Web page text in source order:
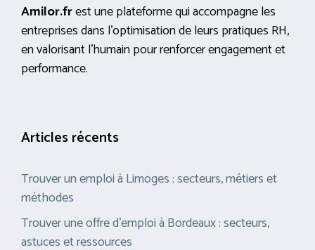
Amilor.frest une plateforme qui accompagne les
entreprises dans l’optimisation de leurs pratiques RH,
en valorisant l’humain pour renforcer engagement et
performance.
Articles récents
Trouver un emploi à Limoges : secteurs, métiers et
méthodes
Trouver une offre d’emploi à Bordeaux : secteurs,
astuces et ressources